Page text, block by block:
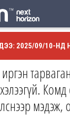
2025/09/10-НД